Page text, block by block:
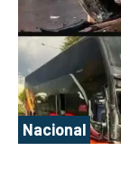
Nacional